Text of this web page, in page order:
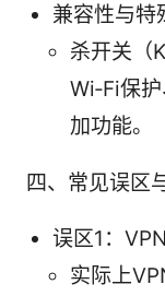
兼容性与特
杀开关（
Wi‑Fi保
加功能。
四、常见误区
误区1：
实际上